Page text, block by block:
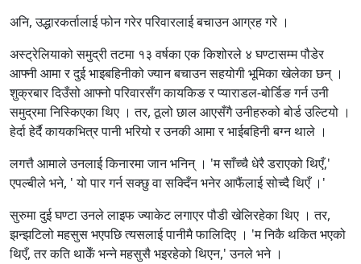
अनि, उद्धारकर्तालाई फोन गरेर परिवारलाई बचाउन आग्रह गरे ।
अस्ट्रेलियाको समुद्री तटमा १३ वर्षका एक किशोरले ४ घण्टासम्म पौडेर
आफ्नी आमा र दुई भाइबहिनीको ज्यान बचाउन सहयोगी भूमिका खेलेका छन् ।
शुक्रबार दिउँसो आफ्नो परिवारसँग कायकिङ र प्याराडल-बोर्डिङ गर्न उनी
समुद्रमा निस्किएका थिए । तर, ठूलो छाल आएसँगै उनीहरुको बोर्ड उल्टियो ।
हेर्दा हेर्दै कायकभित्र पानी भरियो र उनकी आमा र भाईबहिनी बग्न थाले ।
लगत्तै आमाले उनलाई किनारमा जान भनिन् । 'म साँच्चै धेरै डराएको थिएँ,'
एपल्बीले भने, ' यो पार गर्न सक्छु वा सक्दिँन भनेर आफैंलाई सोच्दै थिएँ ।'
सुरुमा दुई घण्टा उनले लाइफ ज्याकेट लगाएर पौडी खेलिरहेका थिए । तर,
झन्झटिलो महसुस भएपछि त्यसलाई पानीमै फालिदिए । 'म निकै थकित भएको
थिएँ, तर कति थाकेँ भन्ने महसुसै भइरहेको थिएन,' उनले भने ।